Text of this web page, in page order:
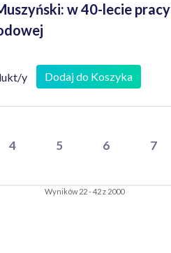
w 40-lecie pracy
y Dodaj do Koszyka
4 5 6 7
Wyników 22 - 42 z 2000